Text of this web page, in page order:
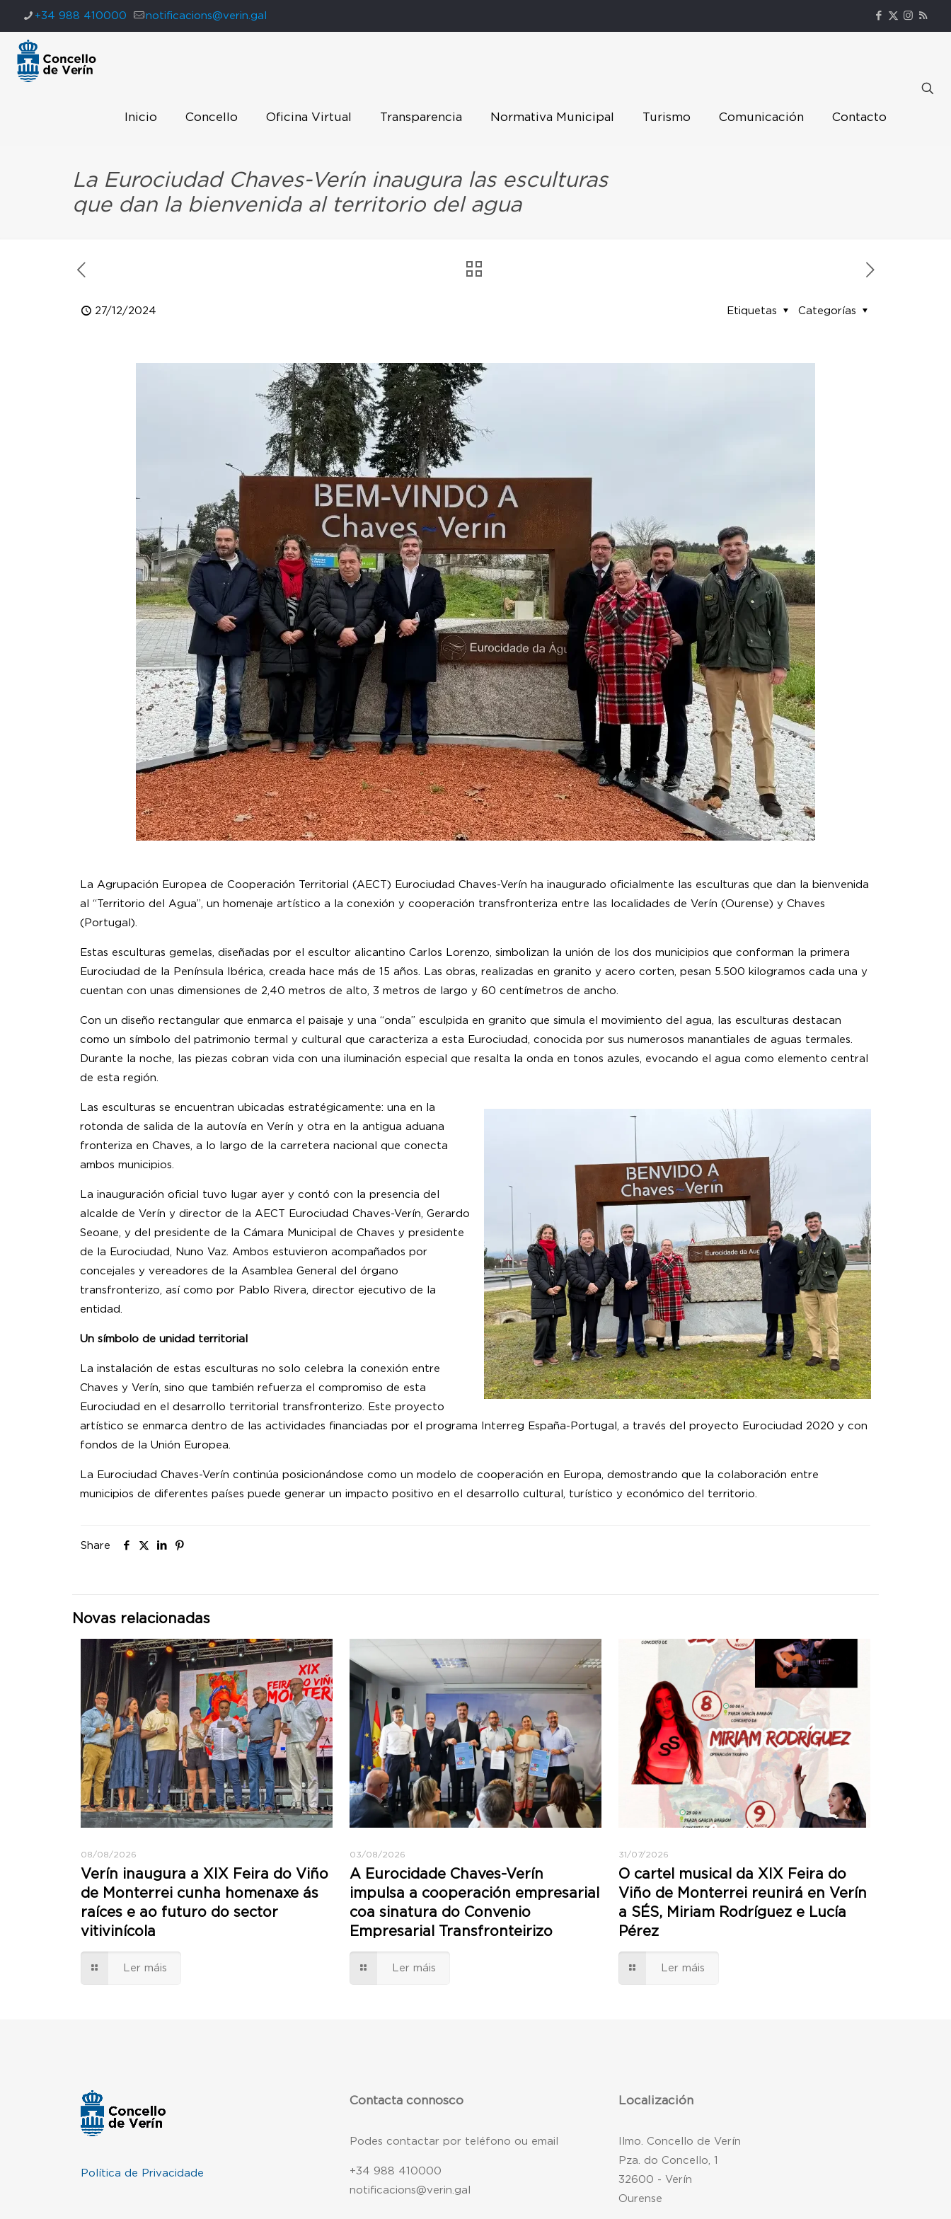
+34 988 410000 notificacions@verin.gal
Inicio Concello Oficina Virtual Transparencia Normativa Municipal Turismo Comunicación Contacto
La Eurociudad Chaves-Verín inaugura las esculturas
que dan la bienvenida al territorio del agua
27/12/2024 Categorías
Etiquetas
La Agrupación Europea de Cooperación Territorial (AECT) Eurociudad Chaves-Verín ha inaugurado oficialmente las esculturas que dan la bienvenida
al “Territorio del Agua”, un homenaje artístico a la conexión y cooperación transfronteriza entre las localidades de Verín (Ourense) y Chaves
(Portugal).
Estas esculturas gemelas, diseñadas por el escultor alicantino Carlos Lorenzo, simbolizan la unión de los dos municipios que conforman la primera
Eurociudad de la Península Ibérica, creada hace más de 15 años. Las obras, realizadas en granito y acero corten, pesan 5.500 kilogramos cada una y
cuentan con unas dimensiones de 2,40 metros de alto, 3 metros de largo y 60 centímetros de ancho.
Con un diseño rectangular que enmarca el paisaje y una “onda” esculpida en granito que simula el movimiento del agua, las esculturas destacan
como un símbolo del patrimonio termal y cultural que caracteriza a esta Eurociudad, conocida por sus numerosos manantiales de aguas termales.
Durante la noche, las piezas cobran vida con una iluminación especial que resalta la onda en tonos azules, evocando el agua como elemento central
de esta región.
Las esculturas se encuentran ubicadas estratégicamente: una en la
rotonda de salida de la autovía en Verín y otra en la antigua aduana
fronteriza en Chaves, a lo largo de la carretera nacional que conecta
ambos municipios.
La inauguración oficial tuvo lugar ayer y contó con la presencia del
alcalde de Verín y director de la AECT Eurociudad Chaves-Verín, Gerardo
Seoane, y del presidente de la Cámara Municipal de Chaves y presidente
de la Eurociudad, Nuno Vaz. Ambos estuvieron acompañados por
concejales y vereadores de la Asamblea General del órgano
transfronterizo, así como por Pablo Rivera, director ejecutivo de la
entidad.
Un símbolo de unidad territorial
La instalación de estas esculturas no solo celebra la conexión entre
Chaves y Verín, sino que también refuerza el compromiso de esta
Eurociudad en el desarrollo territorial transfronterizo. Este proyecto
artístico se enmarca dentro de las actividades financiadas por el programa Interreg España-Portugal, a través del proyecto Eurociudad 2020 y con
fondos de la Unión Europea.
La Eurociudad Chaves-Verín continúa posicionándose como un modelo de cooperación en Europa, demostrando que la colaboración entre
municipios de diferentes países puede generar un impacto positivo en el desarrollo cultural, turístico y económico del territorio.
Share
Novas relacionadas
08/08/2026
Verín inaugura a XIX Feira do Viño
de Monterrei cunha homenaxe ás
raíces e ao futuro do sector
vitivinícola
Ler máis
03/08/2026
A Eurocidade Chaves-Verín
impulsa a cooperación empresarial
coa sinatura do Convenio
Empresarial Transfronteirizo
Ler máis
31/07/2026
O cartel musical da XIX Feira do
Viño de Monterrei reunirá en Verín
a SÉS, Miriam Rodríguez e Lucía
Pérez
Ler máis
Política de Privacidade
Contacta connosco
Podes contactar por teléfono ou email
+34 988 410000
notificacions@verin.gal
Localización
Ilmo. Concello de Verín
Pza. do Concello, 1
32600 - Verín
Ourense